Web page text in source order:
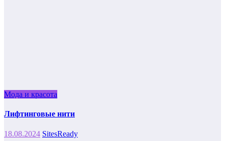
Мода и красота
Лифтинговые нити
18.08.2024 SitesReady